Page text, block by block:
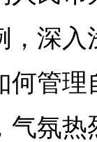
，深
何管
气氛热